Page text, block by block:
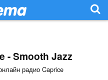
- Smooth Jazz
радио Caprice